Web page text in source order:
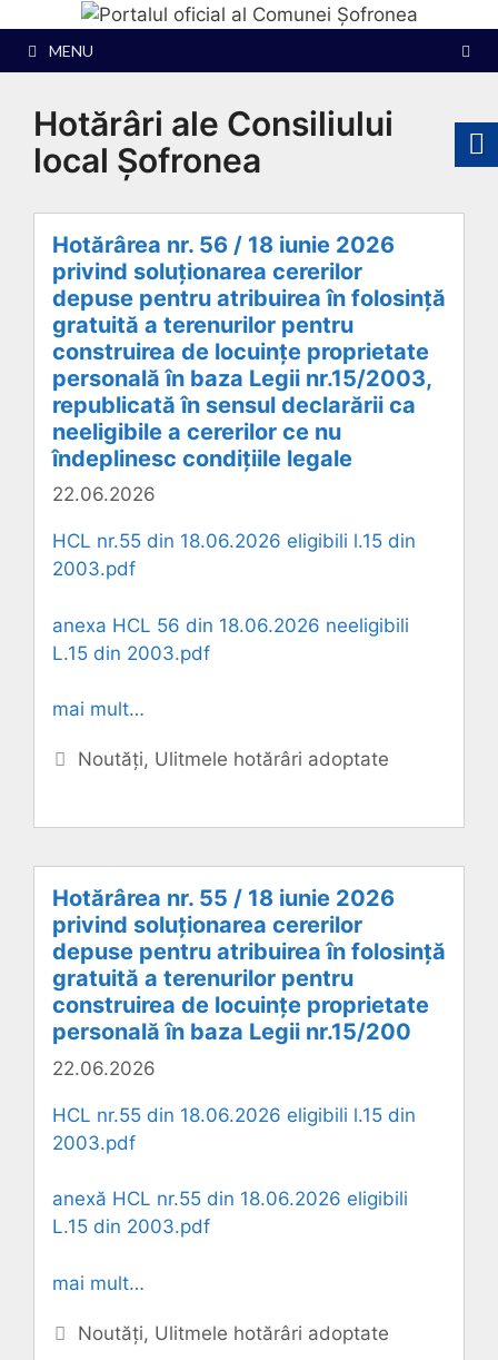
conținut
MENU
Hotărâri ale Consiliului
local Șofronea
Hotărârea nr. 56 / 18 iunie 2026
privind soluționarea cererilor
depuse pentru atribuirea în folosință
gratuită a terenurilor pentru
construirea de locuințe proprietate
personală în baza Legii nr.15/2003,
republicată în sensul declarării ca
neeligibile a cererilor ce nu
îndeplinesc condițiile legale
22.06.2026
HCL nr.55 din 18.06.2026 eligibili l.15 din
2003.pdf
anexa HCL 56 din 18.06.2026 neeligibili
L.15 din 2003.pdf
mai mult…
Categorii
Noutăți, Ulitmele hotărâri adoptate
Hotărârea nr. 55 / 18 iunie 2026
privind soluționarea cererilor
depuse pentru atribuirea în folosință
gratuită a terenurilor pentru
construirea de locuințe proprietate
personală în baza Legii nr.15/200
22.06.2026
HCL nr.55 din 18.06.2026 eligibili l.15 din
2003.pdf
anexă HCL nr.55 din 18.06.2026 eligibili
L.15 din 2003.pdf
mai mult…
Categorii
Noutăți, Ulitmele hotărâri adoptate